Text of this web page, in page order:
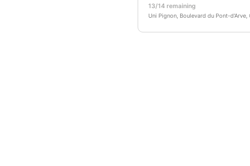
13/14 remaining
Uni Pignon, Boulevard du Pont-d'Arve,